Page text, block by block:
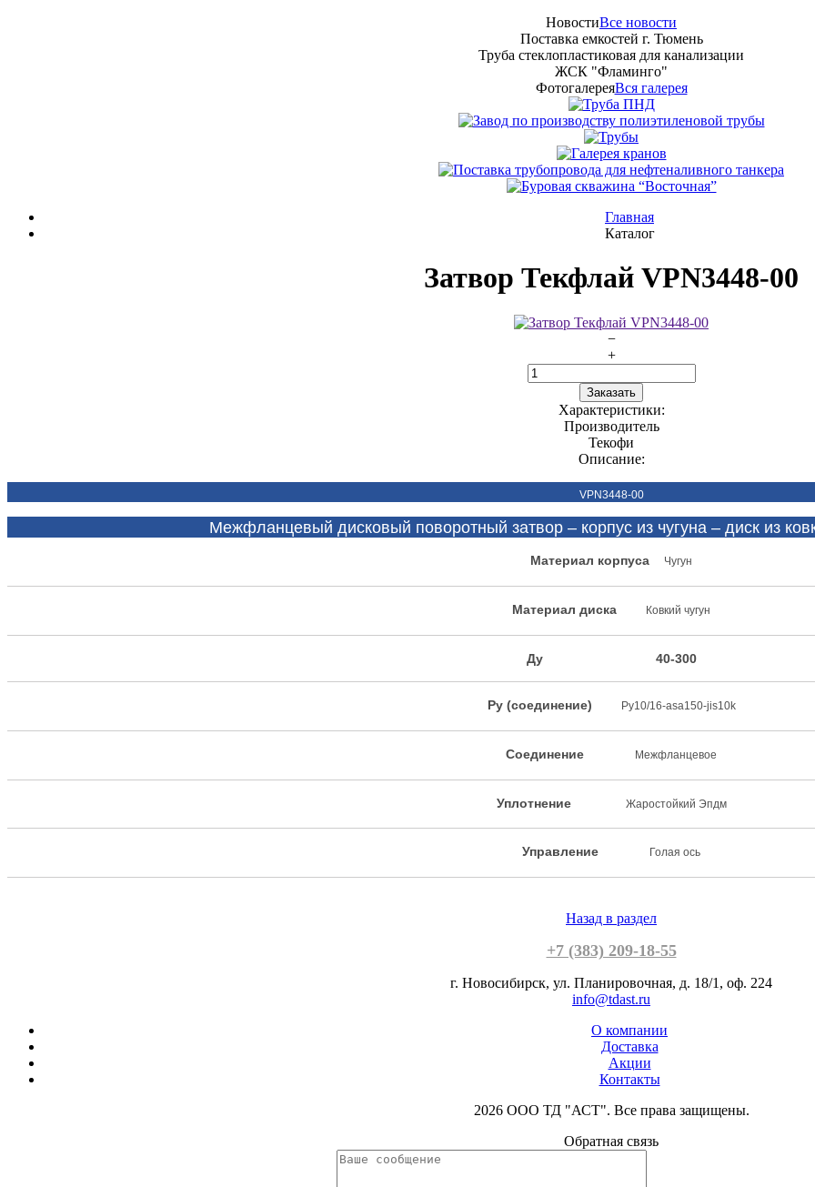
НовостиВсе новости
Поставка емкостей г. Тюмень
Труба стеклопластиковая для канализации
ЖСК "Фламинго"
ФотогалереяВся галерея
Главная
Каталог
Затвор Текфлай VPN3448-00
−
+
Характеристики:
Производитель
Текофи
Описание:
VPN3448-00
Межфланцевый дисковый поворотный затвор – корпус из чугуна – диск из
Материал корпуса Чугун
Материал диска Ковкий чугун
Ду 40-300
Ру (соединение) Py10/16-asa150-jis10k
Соединение Межфланцевое
Уплотнение Жаростойкий Эпдм
Управление Голая ось
Назад в раздел
+7 (383) 209-18-55
г. Новосибирск, ул. Планировочная, д. 18/1, оф. 224
info@tdast.ru
О компании
Доставка
Акции
Контакты
2026 ООО ТД "АСТ". Все права защищены.
Обратная связь